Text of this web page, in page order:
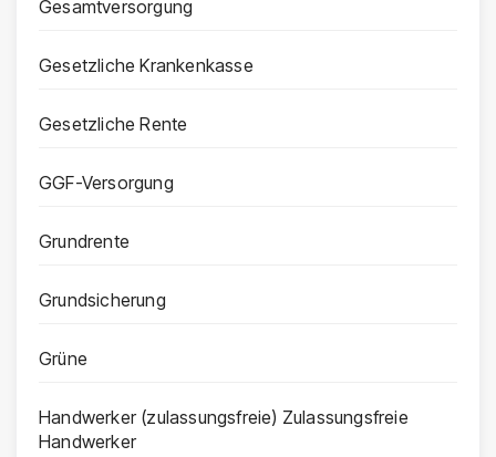
Gesamtversorgung
Gesetzliche Krankenkasse
Gesetzliche Rente
GGF-Versorgung
Grundrente
Grundsicherung
Grüne
Handwerker (zulassungsfreie) Zulassungsfreie
Handwerker